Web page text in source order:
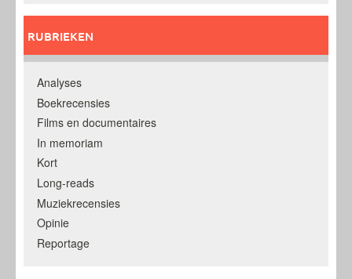
RUBRIEKEN
Analyses
Boekrecensies
Films en documentaires
In memoriam
Kort
Long-reads
Muziekrecensies
Opinie
Reportage